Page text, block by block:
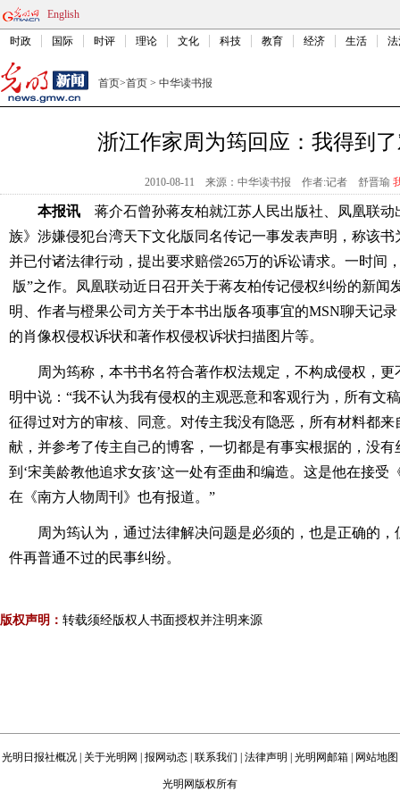
English
时政 国际 时评 理论 文化 科技 教育 经济 生活
首页>首页 > 中华读书报
浙江作家周为筠回应：我得到
2010-08-11 来源：中华读书报 作者:记者 舒晋瑜
本报讯 蒋介石曾孙蒋友柏就江苏人民出版社、凤凰联动
族》涉嫌侵犯台湾天下文化版同名传记一事发表声明，称该
并已付诸法律行动，提出要求赔偿265万的诉讼请求。一时间
版”之作。凤凰联动近日召开关于蒋友柏传记侵权纠纷的新闻
明、作者与橙果公司方关于本书出版各项事宜的MSN聊天记
的肖像权侵权诉状和著作权侵权诉状扫描图片等。
周为筠称，本书书名符合著作权法规定，不构成侵权，更
明中说：“我不认为我有侵权的主观恶意和客观行为，所有文
征得过对方的审核、同意。对传主我没有隐恶，所有材料都
献，并参考了传主自己的博客，一切都是有事实根据的，没
到‘宋美龄教他追求女孩’这一处有歪曲和编造。这是他在接受
在《南方人物周刊》也有报道。”
周为筠认为，通过法律解决问题是必须的，也是正确的
件再普通不过的民事纠纷。
版权声明： 转载须经版权人书面授权并注明来源
光明日报社概况 关于光明网 报网动态 联系我们 法律声明 光明网邮箱 网站地图
光明网版权所有